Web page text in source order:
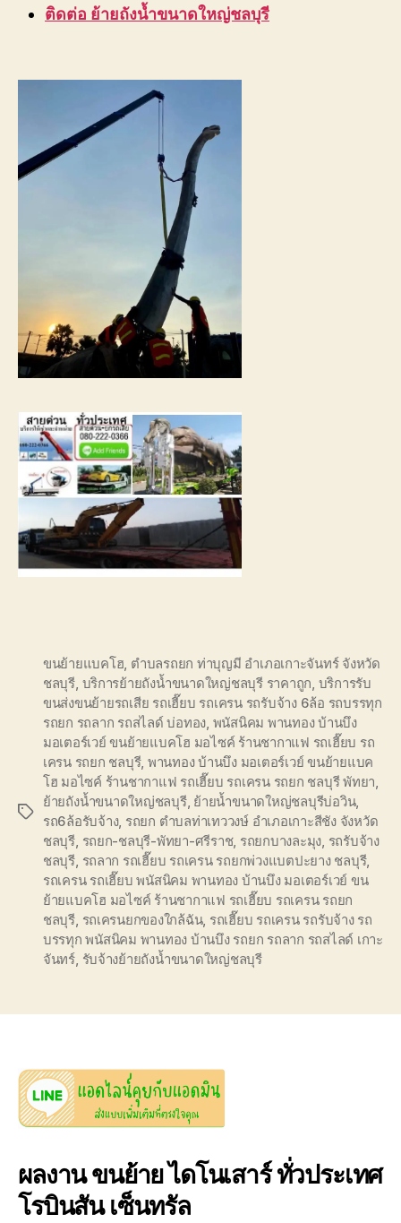
ติดต่อ ย้ายถังน้ำขนาดใหญ่ชลบุรี
Tags
ขนย้ายแบคโฮ, ตำบลรถยก ท่าบุญมี อำเภอเกาะจันทร์ จังหวัด
ชลบุรี, บริการย้ายถังน้ำขนาดใหญ่ชลบุรี ราคาถูก, บริการรับ
ขนส่งขนย้ายรถเสีย รถเฮี๊ยบ รถเครน รถรับจ้าง 6ล้อ รถบรรทุก
รถยก รถลาก รถสไลด์ บ่อทอง, พนัสนิคม พานทอง บ้านบึง
มอเตอร์เวย์ ขนย้ายแบคโฮ มอไซค์ ร้านชากาแฟ รถเฮี๊ยบ รถ
เครน รถยก ชลบุรี, พานทอง บ้านบึง มอเตอร์เวย์ ขนย้ายแบค
โฮ มอไซค์ ร้านชากาแฟ รถเฮี๊ยบ รถเครน รถยก ชลบุรี พัทยา,
ย้ายถังน้ำขนาดใหญ่ชลบุรี, ย้ายน้ำขนาดใหญ่ชลบุรีบ่อวิน,
รถ6ล้อรับจ้าง, รถยก ตำบลท่าเทววงษ์ อำเภอเกาะสีชัง จังหวัด
ชลบุรี, รถยก-ชลบุรี-พัทยา-ศรีราช, รถยกบางละมุง, รถรับจ้าง
ชลบุรี, รถลาก รถเฮี๊ยบ รถเครน รถยกพ่วงแบตปะยาง ชลบุรี,
รถเครน รถเฮี๊ยบ พนัสนิคม พานทอง บ้านบึง มอเตอร์เวย์ ขน
ย้ายแบคโฮ มอไซค์ ร้านชากาแฟ รถเฮี๊ยบ รถเครน รถยก
ชลบุรี, รถเครนยกของใกล้ฉัน, รถเฮี๊ยบ รถเครน รถรับจ้าง รถ
บรรทุก พนัสนิคม พานทอง บ้านบึง รถยก รถลาก รถสไลด์ เกาะ
จันทร์, รับจ้างย้ายถังน้ำขนาดใหญ่ชลบุรี
ผลงาน ขนย้าย ไดโนเสาร์ ทั่วประเทศ
โรบินสัน เซ็นทรัล